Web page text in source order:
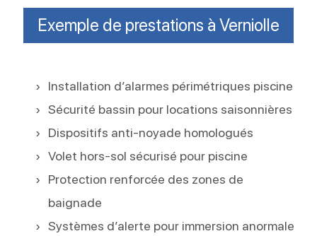
Exemple de prestations à Verniolle
Installation d’alarmes périmétriques piscine
Sécurité bassin pour locations saisonnières
Dispositifs anti-noyade homologués
Volet hors-sol sécurisé pour piscine
Protection renforcée des zones de
baignade
Systèmes d’alerte pour immersion anormale